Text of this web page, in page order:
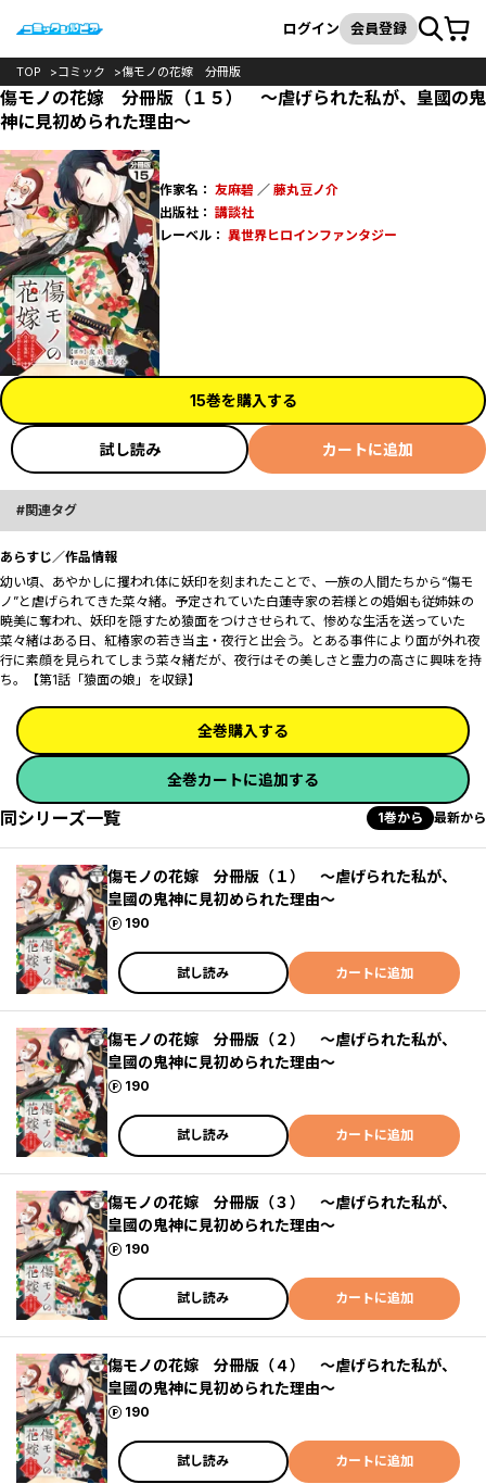
検索
ログイン 会員登録カート
TOP コミック 傷モノの花嫁 分冊版
傷モノの花嫁 分冊版（１５） ～虐げられた私が、皇國の鬼
神に見初められた理由～
作家名： 友麻碧 ／ 藤丸豆ノ介
出版社： 講談社
レーベル： 異世界ヒロインファンタジー
15巻を購入する
試し読み カートに追加
関連タグ
あらすじ／作品情報
幼い頃、あやかしに攫われ体に妖印を刻まれたことで、一族の人間たちから“傷モ
ノ”と虐げられてきた菜々緒。予定されていた白蓮寺家の若様との婚姻も従姉妹の
暁美に奪われ、妖印を隠すため猿面をつけさせられて、惨めな生活を送っていた
菜々緒はある日、紅椿家の若き当主・夜行と出会う。とある事件により面が外れ夜
行に素顔を見られてしまう菜々緒だが、夜行はその美しさと霊力の高さに興味を持
ち――。【第1話「猿面の娘」を収録】
全巻購入する
全巻カートに追加する
同シリーズ一覧 1巻から 最新から
傷モノの花嫁 分冊版（１） ～虐げられた私が、
皇國の鬼神に見初められた理由～
190
ポイント
試し読み カートに追加
傷モノの花嫁 分冊版（２） ～虐げられた私が、
皇國の鬼神に見初められた理由～
190
ポイント
試し読み カートに追加
傷モノの花嫁 分冊版（３） ～虐げられた私が、
皇國の鬼神に見初められた理由～
190
ポイント
試し読み カートに追加
傷モノの花嫁 分冊版（４） ～虐げられた私が、
皇國の鬼神に見初められた理由～
190
ポイント
試し読み カートに追加